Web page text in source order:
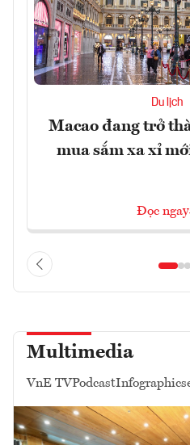
Du lịch
Macao đang trở
mua sắm xa xỉ
Đọc ngay
Multimedia
VnE TVPodcastInfographics